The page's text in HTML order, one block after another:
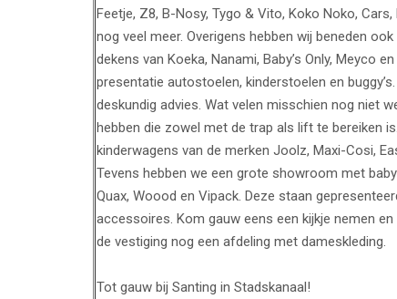
Feetje, Z8, B-Nosy, Tygo & Vito, Koko Noko,
nog veel meer. Overigens hebben wij beneden
dekens van Koeka, Nanami, Baby’s Only, Meyco
presentatie autostoelen, kinderstoelen en
deskundig advies. Wat velen misschien nog niet
hebben die zowel met de trap als lift te bereiken
kinderwagens van de merken Joolz, Maxi-Cosi,
Tevens hebben we een grote showroom met
Quax, Woood en Vipack. Deze staan
accessoires. Kom gauw eens een kijkje nemen
de vestiging nog een afdeling met dameskleding.
Tot gauw bij Santing in Stadskanaal!